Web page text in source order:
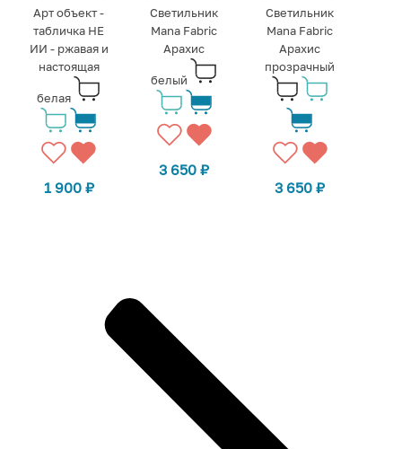
Арт объект -
табличка НЕ
ИИ - ржавая и
настоящая
белая
1 900 ₽
Светильник
Mana Fabric
Арахис
белый
3 650₽
Светильник
Mana Fabric
Арахис
прозрачный
3 650₽